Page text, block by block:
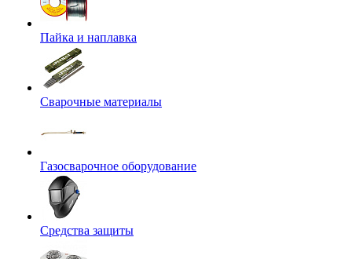
Пайка и наплавка
Сварочные материалы
Газосварочное оборудование
Средства защиты